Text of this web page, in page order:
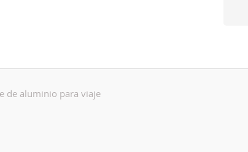
de aluminio para viaje